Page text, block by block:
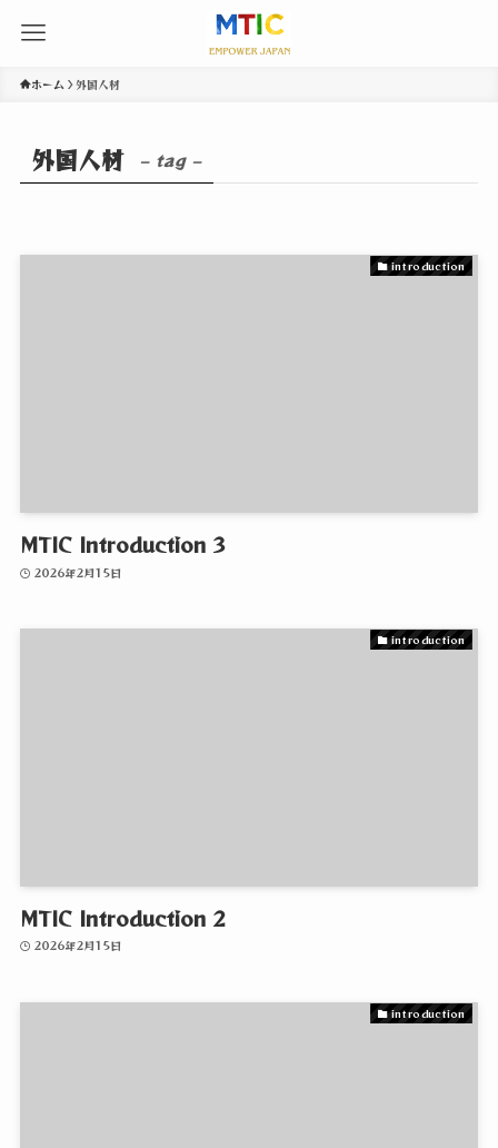
ホーム 外国人材
外国人材 – tag –
introduction
MTIC Introduction 3
2026年2月15日
introduction
MTIC Introduction 2
2026年2月15日
introduction